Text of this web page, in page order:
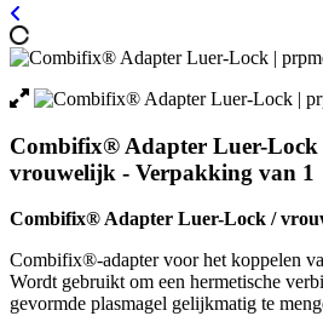
Combifix® Adapter Luer-
vrouwelijk - Verpakking van 1
Combifix® Adapter Luer-Lock /
Combifix®-adapter voor het koppelen
Wordt gebruikt om een hermetische
gevormde plasmagel gelijkmatig te